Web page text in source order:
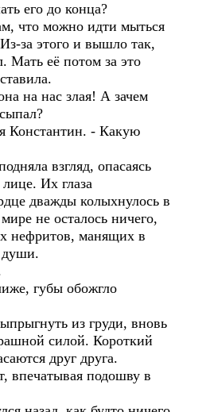
его до конца?
что можно идти мыться
за этого и вышло так,
Мать её потом за это
на нас злая! А зачем
Константин. - Какую
взгляд, опасаясь
Их глаза
дважды колыхнулось в
не осталось ничего,
нефритов, манящих в
души.
губы обожгло
из груди, вновь
силой. Короткий
друг друга.
впечатывая подошву в